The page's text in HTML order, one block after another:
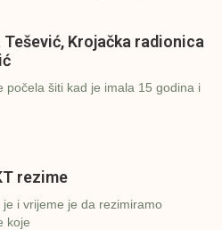
Tešević, Krojačka radionica
počela šiti kad je imala 15 godina i
rezime
je i vrijeme je da rezimiramo
koje